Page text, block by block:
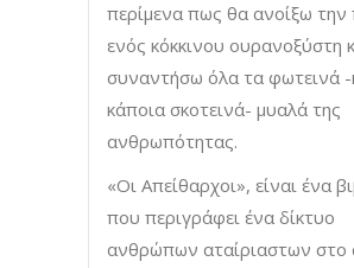
περίμενα πως θα ανοίξω
ενός κόκκινου ουρανοξύστη
συναντήσω όλα τα φωτεινά -
κάποια σκοτεινά- μυαλά της
ανθρωπότητας.
«Οι Απείθαρχοι», είναι ένα
που περιγράφει ένα δίκτυο
ανθρώπων αταίριαστων στο